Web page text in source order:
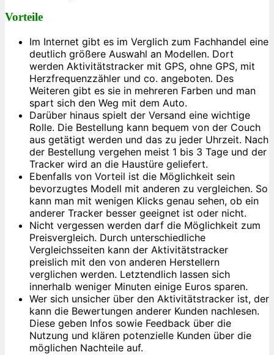
Vorteile
Im Internet gibt es im Verglich zum Fachhandel eine
deutlich größere Auswahl an Modellen. Dort
werden Aktivitätstracker mit GPS, ohne GPS, mit
Herzfrequenzzähler und co. angeboten. Des
Weiteren gibt es sie in mehreren Farben und man
spart sich den Weg mit dem Auto.
Darüber hinaus spielt der Versand eine wichtige
Rolle. Die Bestellung kann bequem von der Couch
aus getätigt werden und das zu jeder Uhrzeit. Nach
der Bestellung vergehen meist 1 bis 3 Tage und der
Tracker wird an die Haustüre geliefert.
Ebenfalls von Vorteil ist die Möglichkeit sein
bevorzugtes Modell mit anderen zu vergleichen. So
kann man mit wenigen Klicks genau sehen, ob ein
anderer Tracker besser geeignet ist oder nicht.
Nicht vergessen werden darf die Möglichkeit zum
Preisvergleich. Durch unterschiedliche
Vergleichsseiten kann der Aktivitätstracker
preislich mit den von anderen Herstellern
verglichen werden. Letztendlich lassen sich
innerhalb weniger Minuten einige Euros sparen.
Wer sich unsicher über den Aktivitätstracker ist, der
kann die Bewertungen anderer Kunden nachlesen.
Diese geben Infos sowie Feedback über die
Nutzung und klären potenzielle Kunden über die
möglichen Nachteile auf.